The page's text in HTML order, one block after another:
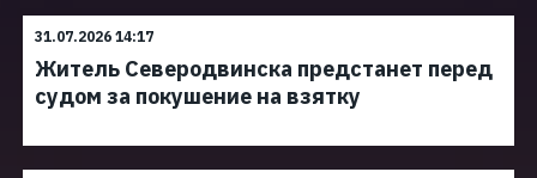
31.07.2026 14:17
Житель Северодвинска предстанет перед
судом за покушение на взятку